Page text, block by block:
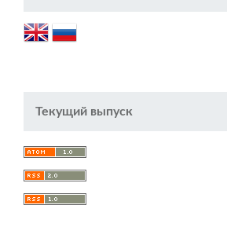
Текущий выпуск